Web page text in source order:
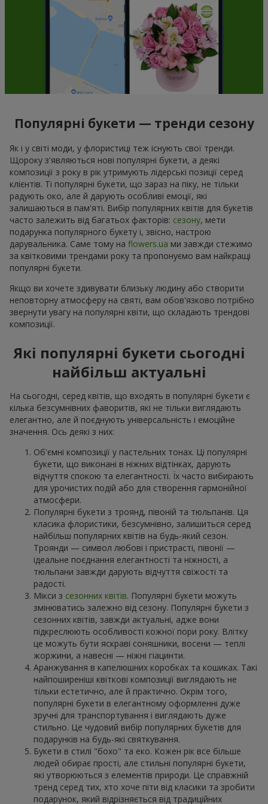
Популярні букети — тренди сезону
Як і у світі моди, у флористиці теж існують свої тренди.
Щороку з'являються нові популярні букети, а деякі
композиції з року в рік утримують лідерські позиції серед
клієнтів. Ті популярні букети, що зараз на піку, не тільки
радують око, але й дарують особливі емоції, які
залишаються в пам'яті. Вибір популярних квітів для букетів
часто залежить від багатьох факторів: сезону, мети
подарунка популярного букету і, звісно, настрою
дарувальника. Саме тому на flowers.ua ми завжди стежимо
за квітковими трендами року та пропонуємо вам найкращі
популярні букети.
Якщо ви хочете здивувати близьку людину або створити
неповторну атмосферу на святі, вам обов'язково потрібно
звернути увагу на популярні квіти, що складають трендові
композиції.
Які популярні букети сьогодні
найбільш актуальні
На сьогодні, серед квітів, що входять в популярні букети є
кілька безсумнівних фаворитів, які не тільки виглядають
елегантно, але й поєднують універсальність і емоційне
значення. Ось деякі з них:
Об'ємні композиції у пастельних тонах. Ці популярні
букети, що виконані в ніжних відтінках, дарують
відчуття спокою та елегантності. Їх часто вибирають
для урочистих подій або для створення гармонійної
атмосфери.
Популярні букети з троянд, півоній та тюльпанів. Ця
класика флористики, безсумнівно, залишиться серед
найбільш популярних квітів на будь-який сезон.
Троянди — символ любові і пристрасті, півонії —
ідеальне поєднання елегантності та ніжності, а
тюльпани завжди дарують відчуття свіжості та
радості.
Мікси з сезонних квітів. Популярні букети можуть
змінюватись залежно від сезону. Популярні букети з
сезонних квітів, завжди актуальні, адже вони
підкреслюють особливості кожної пори року. Влітку
це можуть бути яскраві соняшники, восени — теплі
жоржини, а навесні — ніжні гіацинти.
Аранжування в капелюшних коробках та кошиках. Такі
найпоширеніші квіткові композиції виглядають не
тільки естетично, але й практично. Окрім того,
популярні букети в елегантному оформленні дуже
зручні для транспортування і виглядають дуже
стильно. Це чудовий вибір популярних букетів для
подарунків на будь-які святкування.
Букети в стилі "бохо" та еко. Кожен рік все більше
людей обирає прості, але стильні популярні букети,
які утворюються з елементів природи. Це справжній
тренд серед тих, хто хоче піти від класики та зробити
подарунок, який відрізняється від традиційних